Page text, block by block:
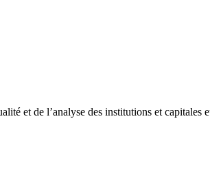
et de l’analyse des institutions et